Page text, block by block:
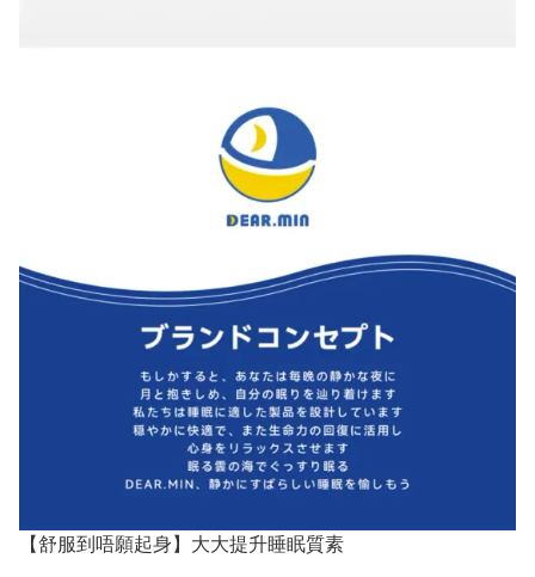
【舒服到唔願起身】大大提升睡眠質素